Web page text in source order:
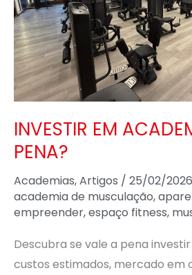
INVESTIR EM
PENA?
Academias,Artigos / 25/02/2026
academia de musculação,
empreender,espaço fitness,
Descubra se vale a pena
custos estimados, mercado em
VALE
A
PENA?